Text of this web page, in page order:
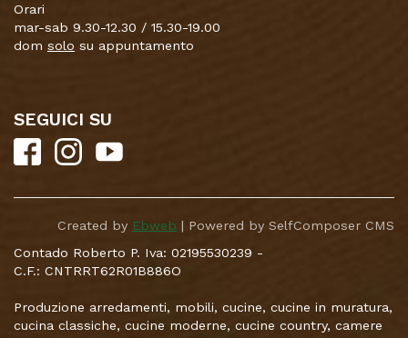
Orari
mar-sab 9.30-12.30 / 15.30-19.00
dom solo su appuntamento
SEGUICI SU
Created by Ebweb | Powered by SelfComposer CMS
Contado Roberto P. Iva: 02195530239 -
C.F.: CNTRRT62R01B886O
Produzione arredamenti, mobili, cucine, cucine in muratura,
cucina classiche, cucine moderne, cucine country, camere